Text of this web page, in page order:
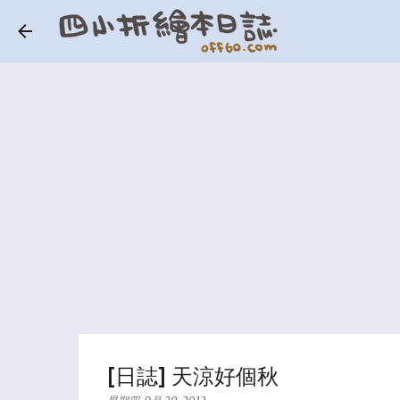
[日誌] 天涼好個秋